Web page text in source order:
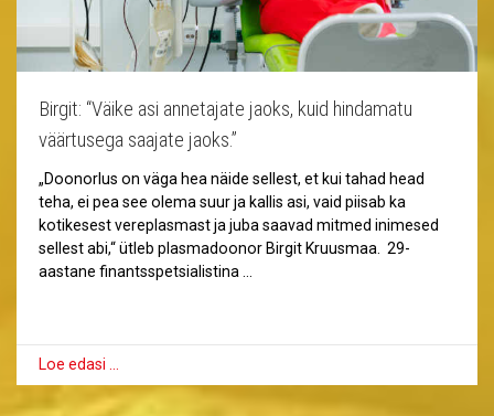
Birgit: “Väike asi annetajate jaoks, kuid hindamatu
väärtusega saajate jaoks.”
„Doonorlus on väga hea näide sellest, et kui tahad head
teha, ei pea see olema suur ja kallis asi, vaid piisab ka
kotikesest vereplasmast ja juba saavad mitmed inimesed
sellest abi,“ ütleb plasmadoonor Birgit Kruusmaa. 29-
aastane finantsspetsialistina …
Loe edasi …